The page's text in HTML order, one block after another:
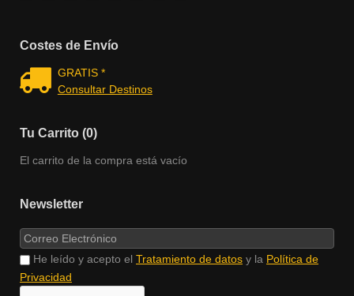
Costes de Envío
GRATIS *
Consultar Destinos
Tu Carrito (0)
El carrito de la compra está vacío
Newsletter
He leído y acepto el Tratamiento de datos y la Política de
Privacidad